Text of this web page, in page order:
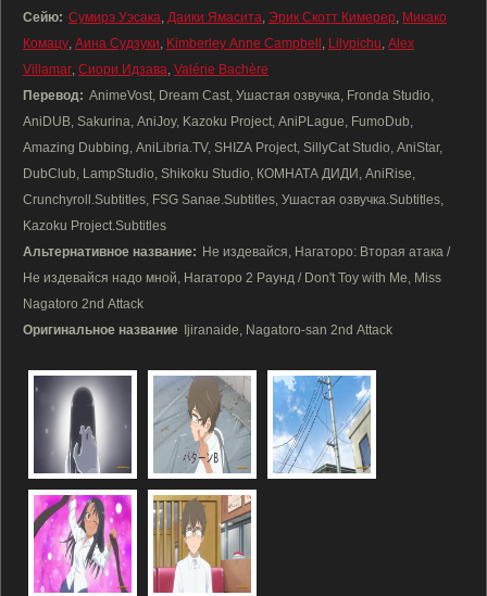
Сейю: Сумирэ Уэсака, Даики Ямасита, Эрик Скотт Кимерер, Микако
Комацу, Аина Судзуки, Kimberley Anne Campbell , Lilypichu, Alex
Villamar, Сиори Идзава, Valérie Bachère
Перевод: AnimeVost, Dream Cast, Ушастая озвучка, Fronda Studio,
AniDUB, Sakurina, AniJoy, Kazoku Project, AniPLague, FumoDub,
Amazing Dubbing, AniLibria.TV, SHIZA Project, SillyCat Studio, AniStar,
DubClub, LampStudio, Shikoku Studio, КОМНАТА ДИДИ, AniRise,
Crunchyroll.Subtitles, FSG Sanae.Subtitles, Ушастая озвучка.Subtitles,
Kazoku Project.Subtitles
Альтернативное название: Не издевайся, Нагаторо: Вторая атака /
Не издевайся надо мной, Нагаторо 2 Раунд / Don't Toy with Me, Miss
Nagatoro 2nd Attack
Оригинальное название Ijiranaide, Nagatoro-san 2nd Attack